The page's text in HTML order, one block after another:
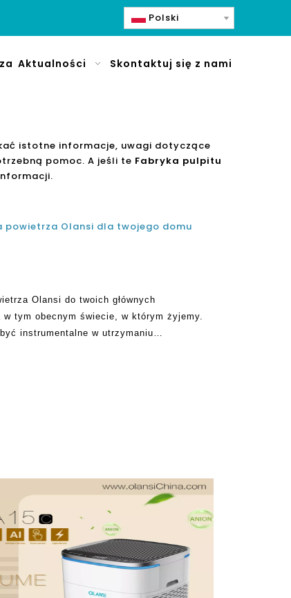
Polski
Aktualności Skontaktuj się z nami
istotne informacje, uwagi dotyczące
pomoc. A jeśli te Fabryka pulpitu
Olansi dla twojego domu
Olansi do twoich głównych
tym obecnym świecie, w którym żyjemy.
instrumentalne w utrzymaniu